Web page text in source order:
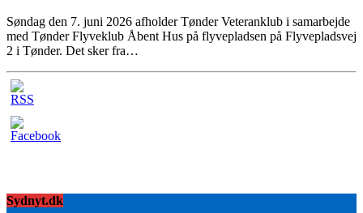
Søndag den 7. juni 2026 afholder Tønder Veteranklub i samarbejde
med Tønder Flyveklub Åbent Hus på flyvepladsen på Flyvepladsvej
2 i Tønder. Det sker fra…
Sydnyt.dk